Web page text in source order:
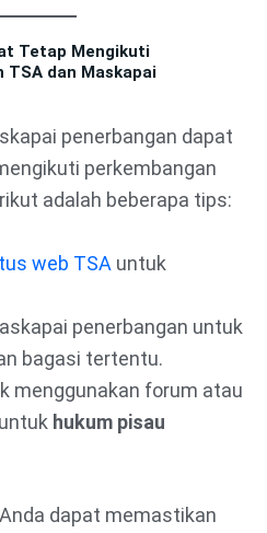
Tetap Mengikuti
TSA dan Maskapai
penerbangan dapat
perkembangan
adalah beberapa tips:
web TSA untuk
penerbangan untuk
bagasi tertentu.
menggunakan forum atau
hukum pisau
dapat memastikan